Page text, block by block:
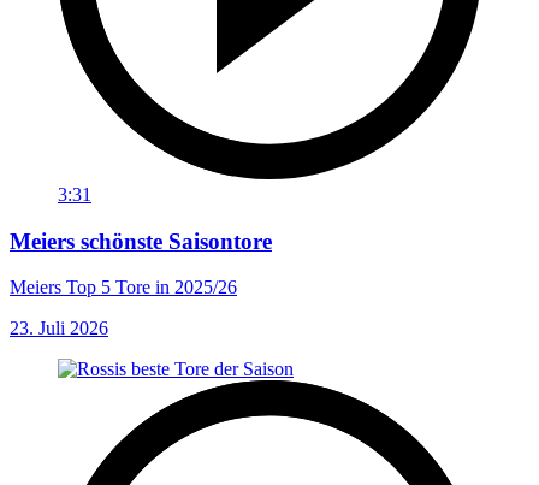
3:31
Meiers schönste Saisontore
Meiers Top 5 Tore in 2025/26
23. Juli 2026